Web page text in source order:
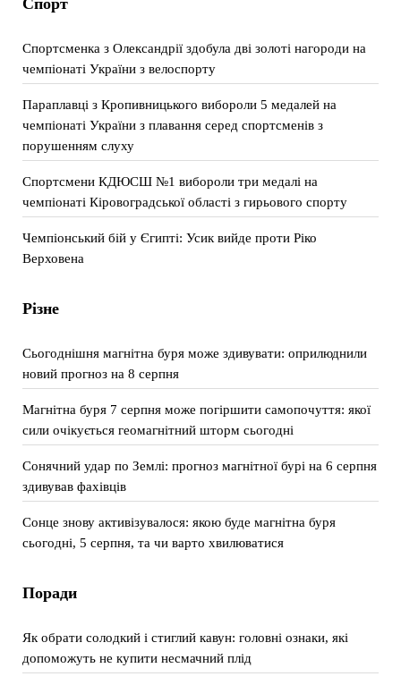
Спорт
Спортсменка з Олександрії здобула дві золоті нагороди на
чемпіонаті України з велоспорту
Параплавці з Кропивницького вибороли 5 медалей на
чемпіонаті України з плавання серед спортсменів з
порушенням слуху
Спортсмени КДЮСШ №1 вибороли три медалі на
чемпіонаті Кіровоградської області з гирьового спорту
Чемпіонський бій у Єгипті: Усик вийде проти Ріко
Верховена
Різне
Сьогоднішня магнітна буря може здивувати: оприлюднили
новий прогноз на 8 серпня
Магнітна буря 7 серпня може погіршити самопочуття: якої
сили очікується геомагнітний шторм сьогодні
Сонячний удар по Землі: прогноз магнітної бурі на 6 серпня
здивував фахівців
Сонце знову активізувалося: якою буде магнітна буря
сьогодні, 5 серпня, та чи варто хвилюватися
Поради
Як обрати солодкий і стиглий кавун: головні ознаки, які
допоможуть не купити несмачний плід